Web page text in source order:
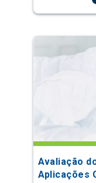
Avaliação
Aplicações